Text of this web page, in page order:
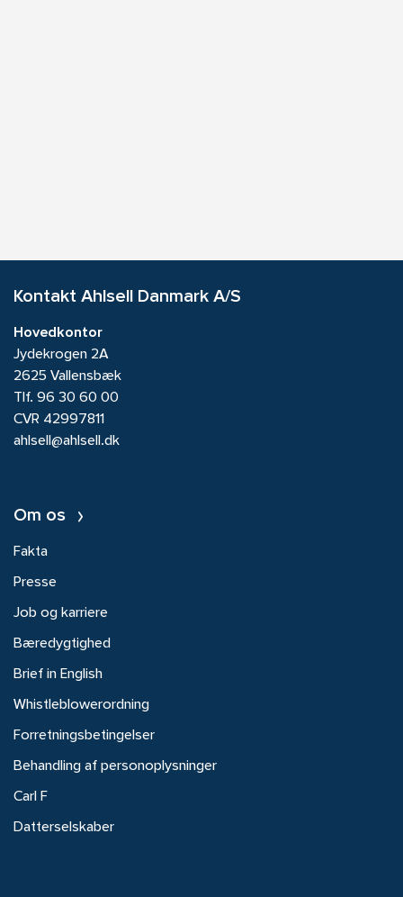
Kontakt Ahlsell Danmark A/S
Hovedkontor
Jydekrogen 2A
2625 Vallensbæk
Tlf. 96 30 60 00
CVR 42997811
ahlsell@ahlsell.dk
Om os
Fakta
Presse
Job og karriere
Bæredygtighed
Brief in English
Whistleblowerordning
Forretningsbetingelser
Behandling af personoplysninger
Carl F
Datterselskaber